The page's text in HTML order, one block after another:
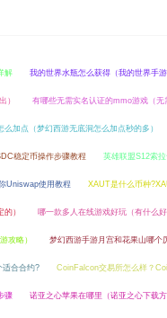
解 我的世界水瓶怎么获得（我的世界手
） 有哪些无需实名认证的mmo游戏（
么加点（梦幻西游无底洞怎么加点秒的多）
稳定币操作步骤教程 英雄联盟S12索
Uniswap使用教程 XAUT是什么币种
） 哪一款多人在线游戏好玩（有什么
攻略） 梦幻西游手游月宫和花果山哪个
适合合约? CoinFalcon交易所怎么样？
骤 诺亚之心苹果在哪里（诺亚之心下载